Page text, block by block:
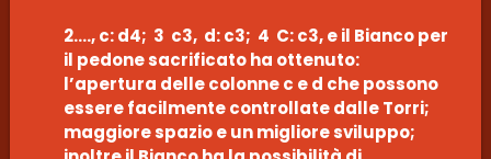
2…., c: d4; 3 c3, d: c3; 4 C: c3, e il Bianco per
il pedone sacrificato ha ottenuto:
l’apertura delle colonne c e d che possono
essere facilmente controllate dalle Torri;
maggiore spazio e un migliore sviluppo;